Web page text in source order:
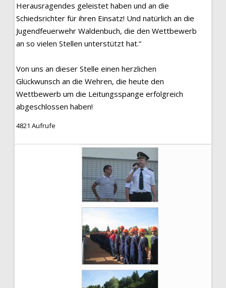
Herausragendes geleistet haben und an die
Schiedsrichter für ihren Einsatz! Und natürlich an die
Jugendfeuerwehr Waldenbuch, die den Wettbewerb
an so vielen Stellen unterstützt hat.“
Von uns an dieser Stelle einen herzlichen
Glückwunsch an die Wehren, die heute den
Wettbewerb um die Leitungsspange erfolgreich
abgeschlossen haben!
4821 Aufrufe